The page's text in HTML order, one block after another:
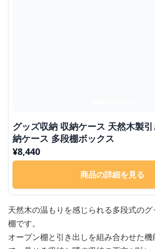
グッズ収納 収納ケース 天然木製
納ケース 多段棚ボックス
¥8,440
商品の詳細を見る
天然木の温もりを感じられる多段式のグ
棚です。
オープン棚と引き出しを組み合わせた